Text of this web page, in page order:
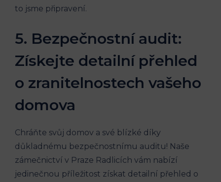
to jsme připravení.
5. Bezpečnostní audit:
Získejte detailní přehled
o zranitelnostech vašeho
domova
Chráňte svůj domov a své blízké díky
důkladnému bezpečnostnímu auditu! Naše
zámečnictví v Praze Radlicích vám nabízí
jedinečnou příležitost získat detailní přehled o